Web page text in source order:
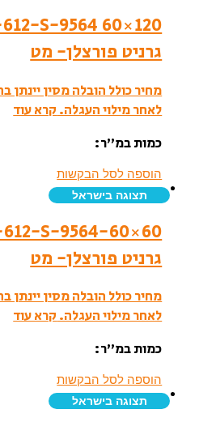
גרניט פורצלן- מט
מחיר כולל הובלה מסין
לאחר מילוי העגלה.קרא עוד
כמות במ”ר:
הוספה לסל הבקשות
תצוגה בישראל
גרניט פורצלן- מט
מחיר כולל הובלה מסין
לאחר מילוי העגלה.קרא עוד
כמות במ”ר:
הוספה לסל הבקשות
תצוגה בישראל